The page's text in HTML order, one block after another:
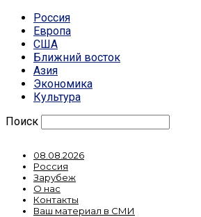
Россия
Европа
США
Ближний восток
Азия
Экономика
Культура
Поиск
08.08.2026
Россия
Зарубеж
О нас
Контакты
Ваш материал в СМИ